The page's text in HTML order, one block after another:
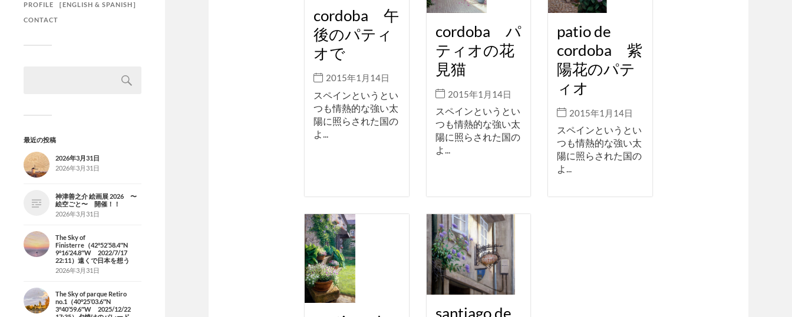
PROFILE ［ENGLISH & SPANISH］
CONTACT
最近の投稿
2026年3月31日
2026年3月31日
神津善之介 絵画展 2026 〜
絵空ごと〜 開催！！
2026年3月31日
The Sky of
Finisterre（42°52’58.4″N
9°16’24.8″W 2022/7/17
22:11）遠くで日本を想う
2026年3月31日
The Sky of parque Retiro
no.1（40°25’03.6″N
3°40’59.6″W 2025/12/22
cordoba 午
後のパティ
オで
2015年1月14日
スペインというとい
つも情熱的な強い太
陽に照らされた国の
よ...
cordoba パ
ティオの花
見猫
2015年1月14日
スペインというとい
つも情熱的な強い太
陽に照らされた国の
よ...
patio de
cordoba 紫
陽花のパテ
ィオ
2015年1月14日
スペインというとい
つも情熱的な強い太
陽に照らされた国の
よ...
santiago de